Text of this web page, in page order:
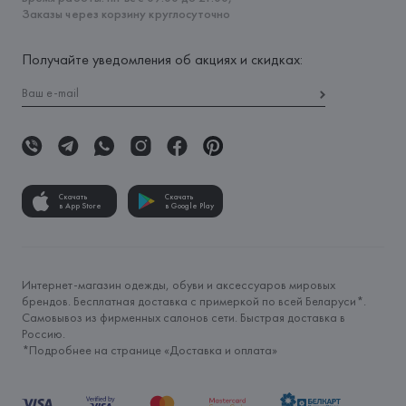
Заказы через корзину круглосуточно
Получайте уведомления об акциях и скидках:
Скачать
в App Store
Скачать
в Google Play
Интернет-магазин одежды, обуви и аксессуаров мировых
брендов. Бесплатная доставка с примеркой по всей Беларуси*.
Самовывоз из фирменных салонов сети. Быстрая доставка в
Россию.
*Подробнее на странице «Доставка и оплата»